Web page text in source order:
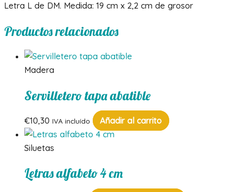
Letra L de DM. Medida: 19 cm x 2,2 cm de grosor
Productos relacionados
Madera
Servilletero tapa abatible
€10,30 IVA incluído Añadir al carrito
Siluetas
Letras alfabeto 4 cm